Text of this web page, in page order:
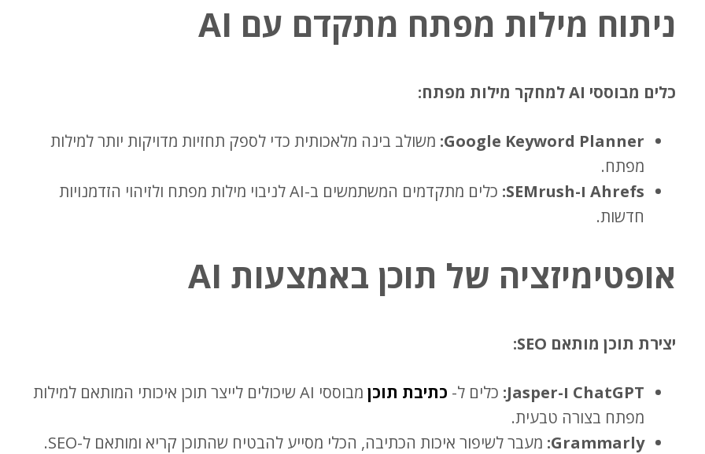
ניתוח מילות מפתח מתקדם עם AI
כלים מבוססי AI למחקר מילות מפתח:
Google Keyword Planner: משולב בינה מלאכותית כדי לספק תחזיות מדויקות יותר למילות
מפתח.
Ahrefs ו-SEMrush:
כלים מתקדמים המשתמשים ב-AI לניבוי מילות מפתח ולזיהוי הזדמנויות
חדשות.
אופטימיזציה של תוכן באמצעות AI
יצירת תוכן מותאם SEO:
ChatGPT ו-Jasper: כלים ל- כתיבת תוכן
מבוססי AI שיכולים לייצר תוכן איכותי המותאם למילות
מפתח בצורה טבעית.
Grammarly: מעבר לשיפור איכות הכתיבה, הכלי מסייע להבטיח שהתוכן קריא ומותאם ל-SEO.